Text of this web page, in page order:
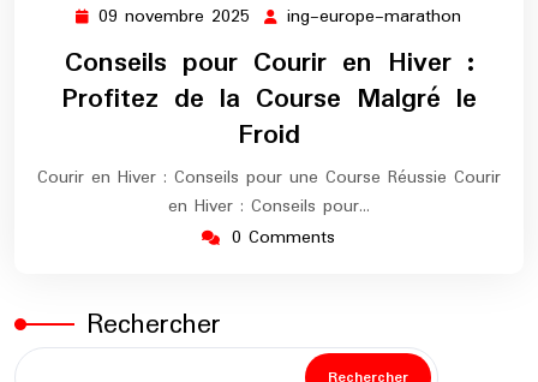
09 novembre 2025 09
novembre
2025
ing-europe-marathon
marathon
Conseils pour Courir en Hiver :
Profitez de la Course Malgré le
Froid
Courir en Hiver : Conseils pour une Course Réussie Courir
en Hiver : Conseils pour…
0 Comments
Rechercher